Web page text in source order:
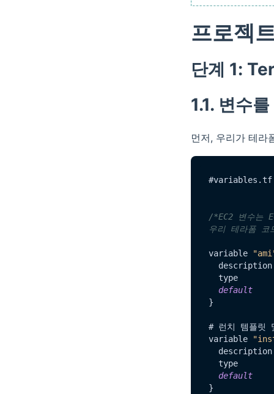
프로젝
단계 1:
1.1. 변수
먼저, 우리가 테라
#variables. tf
/*EC2 변수는
우리 테라폼 코
variable
type
default
}
# 런치 템플릿
variable
type
default
}